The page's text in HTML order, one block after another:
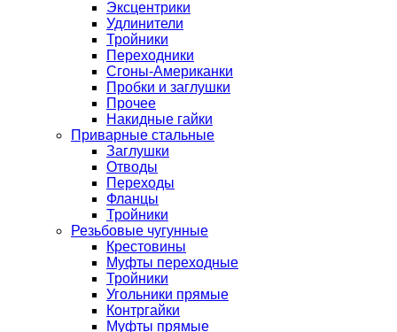
Эксцентрики
Удлинители
Тройники
Переходники
Сгоны-Американки
Пробки и заглушки
Прочее
Накидные гайки
Приварные стальные
Заглушки
Отводы
Переходы
Фланцы
Тройники
Резьбовые чугунные
Крестовины
Муфты переходные
Тройники
Угольники прямые
Контргайки
Муфты прямые